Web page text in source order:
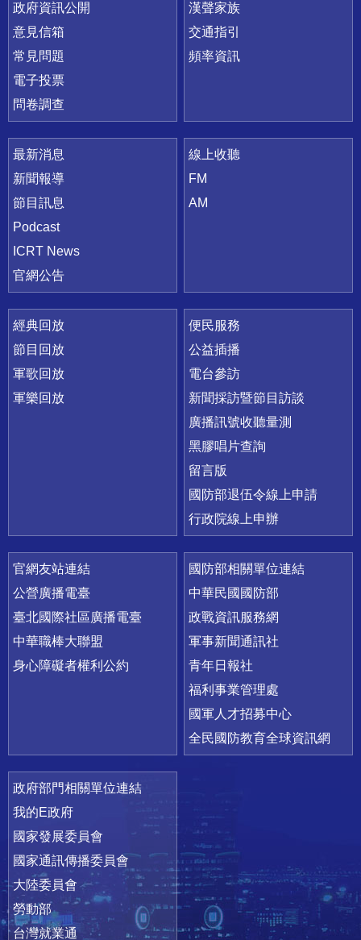
政府資訊公開
意見信箱
常見問題
電子投票
問卷調查
漢聲家族
交通指引
頻率資訊
最新消息
新聞報導
節目訊息
Podcast
ICRT News
官網公告
線上收聽
FM
AM
經典回放
節目回放
軍歌回放
軍樂回放
便民服務
公益插播
電台參訪
新聞採訪暨節目訪談
廣播訊號收聽量測
黑膠唱片查詢
留言版
國防部退伍令線上申請
行政院線上申辦
官網友站連結
公營廣播電臺
臺北國際社區廣播電臺
中華職棒大聯盟
身心障礙者權利公約
國防部相關單位連結
中華民國國防部
政戰資訊服務網
軍事新聞通訊社
青年日報社
福利事業管理處
國軍人才招募中心
全民國防教育全球資訊網
政府部門相關單位連結
我的E政府
國家發展委員會
國家通訊傳播委員會
大陸委員會
勞動部
台灣就業通